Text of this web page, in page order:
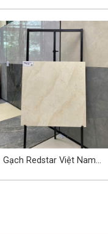
Gạch Redstar Việt Nam